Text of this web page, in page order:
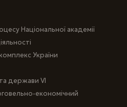
Національної академії
України
держави VI
економічний